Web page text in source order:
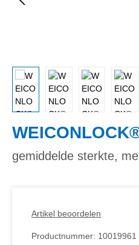
gemiddelde sterkte,
Artikel beoordelen
Productnummer: 10019961